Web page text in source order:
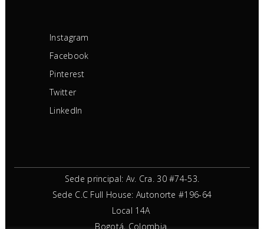
Instagram
Facebook
Pinterest
Twitter
LinkedIn
Sede principal: Av. Cra. 30 #74-53.
Sede C.C Full House: Autonorte #196-64
Local 14A
Bogotá, Colombia.